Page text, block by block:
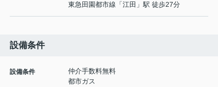
東急田園都市線 「江田 」駅 徒歩27分
設備条件
設備条件
仲介手数料無料
都市ガス